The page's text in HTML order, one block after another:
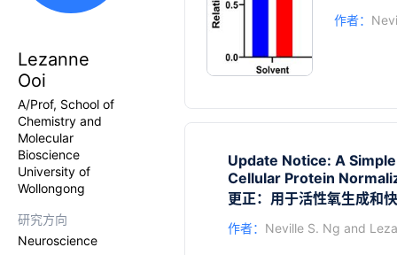
Lezanne
Ooi
A/Prof, School of
Chemistry and
Molecular
Bioscience
University of
Wollongong
研究方向
Neuroscience
作者：
Update Notice: A
Cellular Protein
更正：用于活性氧生成和
作者： Neville S. Ng and